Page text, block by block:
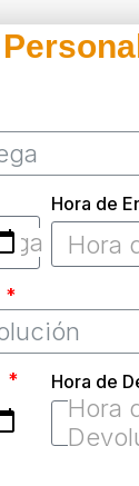
Hora de
Hora de